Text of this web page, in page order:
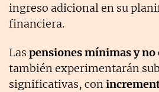
ingreso adicional en su
financiera.
Las pensiones mínimas y
también experimentarán
significativas, con